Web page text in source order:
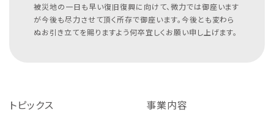
被災地の一日も早い復旧復興に向けて、微力では御座います
が今後も尽力させて頂く所存で御座います。今後とも変わら
ぬお引き立てを賜りますよう何卒宜しくお願い申し上げます。
トピックス 事業内容